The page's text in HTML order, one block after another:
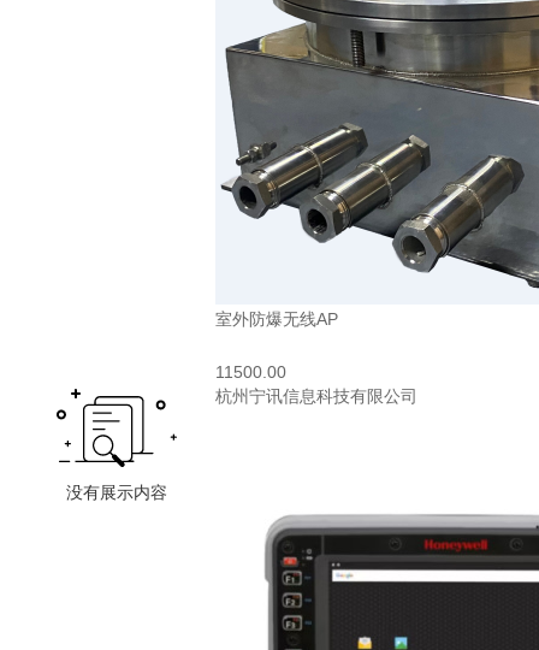
室外防爆无线AP
11500.00
杭州宁讯信息科技有限公司